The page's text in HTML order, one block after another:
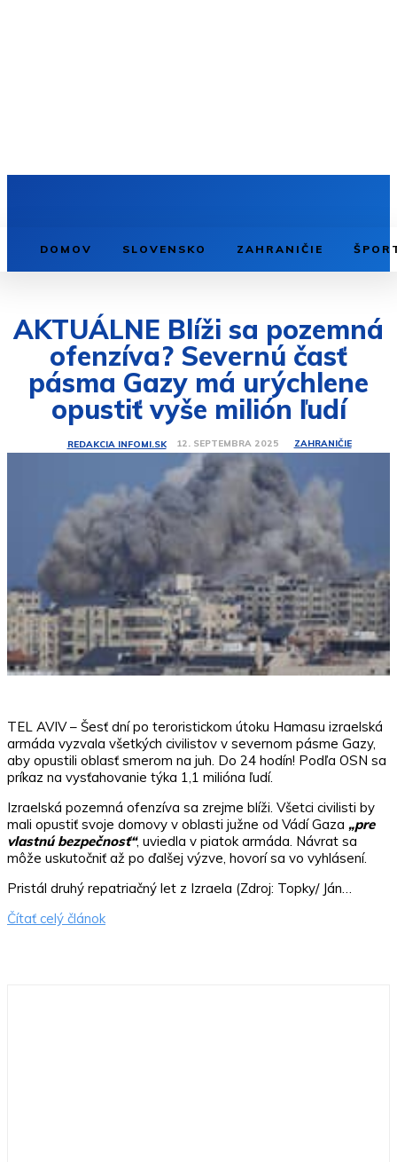
DOMOV SLOVENSKO ZAHRANIČIE
AKTUÁLNE Blíži sa pozemná
ofenzíva? Severnú časť
pásma Gazy má urýchlene
opustiť vyše milión ľudí
REDAKCIA INFOMI.SK 12. SEPTEMBRA 2025 ZAHRANIČIE
TEL AVIV – Šesť dní po teroristickom útoku Hamasu izraelská
armáda vyzvala všetkých civilistov v severnom pásme Gazy,
aby opustili oblasť smerom na juh. Do 24 hodín! Podľa OSN sa
príkaz na vysťahovanie týka 1,1 milióna ľudí.
Izraelská pozemná ofenzíva sa zrejme blíži. Všetci civilisti by
mali opustiť svoje domovy v oblasti južne od Vádí Gaza „pre
vlastnú bezpečnosť“, uviedla v piatok armáda. Návrat sa
môže uskutočniť až po ďalšej výzve, hovorí sa vo vyhlásení.
Pristál druhý repatriačný let z Izraela (Zdroj: Topky/ Ján…
Čítať celý článok